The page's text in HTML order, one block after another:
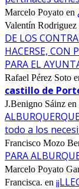
Marcelo Poyato en
Valentín Rodriguez
DE LOS
HACERSE, CON
PARA EL
Rafael Pérez Soto
castillo de
J.Benigno Sáinz en
todo a los
Francisco Mozo
PARA
Marcelo Poyato
Francisca. en